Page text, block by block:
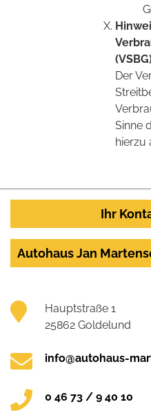
Der
Sinne
hierzu
Ihr
Autohaus Jan
Hauptstraße 1
25862 Goldelund
info@autohaus-
0 46 73 / 9 40 10